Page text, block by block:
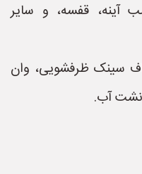
قفسه، و سایر
سینک ظرفشویی، وان
نشت آب.